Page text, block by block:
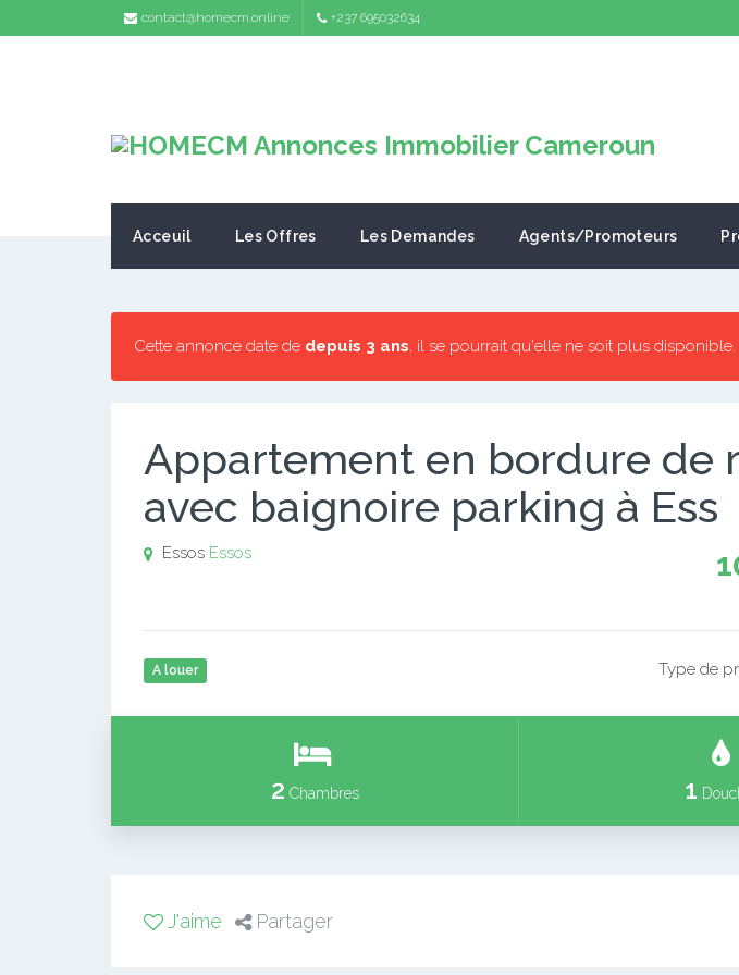
contact@homecm.online +237 695032634
Acceuil Les Offres Les Demandes Agents/Promoteurs
Cette annonce date de depuis 3 ans, il se pourrait qu'elle ne soit plus disponible.
Appartement en bordure de
avec baignoire parking à Ess
Essos Essos
A louer Type de
2 Chambres 1
J'aime Partager